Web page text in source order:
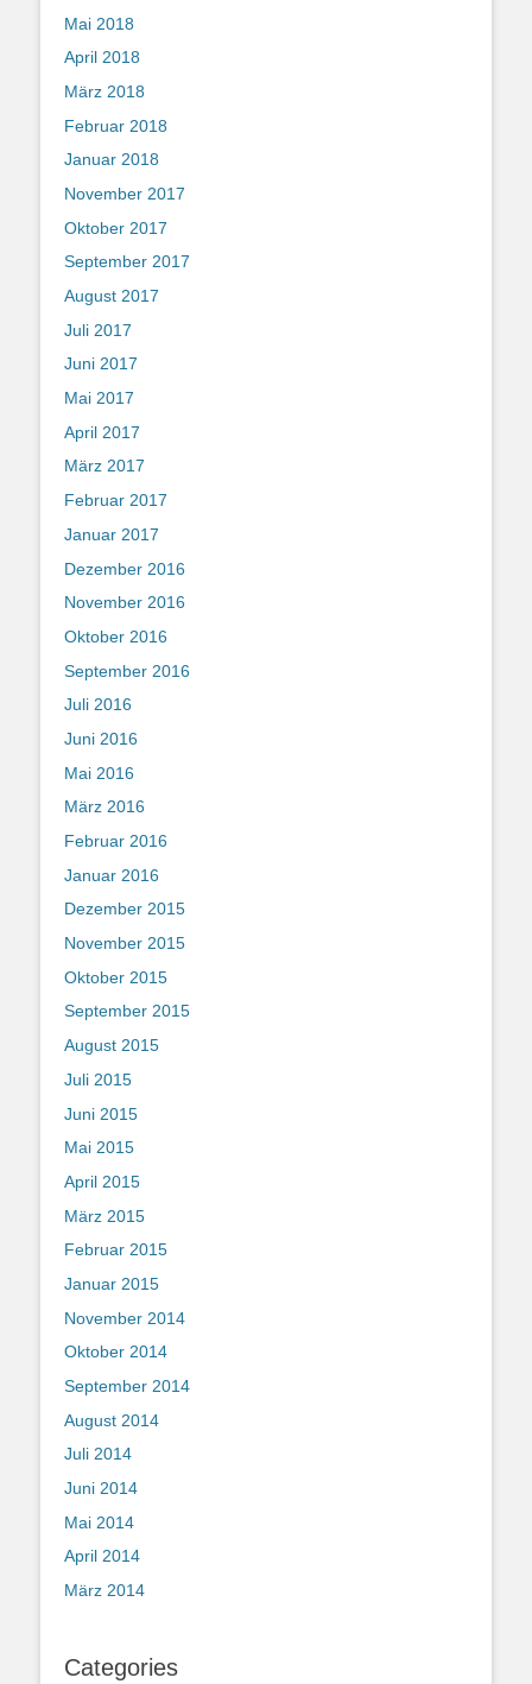
Mai 2018
April 2018
März 2018
Februar 2018
Januar 2018
November 2017
Oktober 2017
September 2017
August 2017
Juli 2017
Juni 2017
Mai 2017
April 2017
März 2017
Februar 2017
Januar 2017
Dezember 2016
November 2016
Oktober 2016
September 2016
Juli 2016
Juni 2016
Mai 2016
März 2016
Februar 2016
Januar 2016
Dezember 2015
November 2015
Oktober 2015
September 2015
August 2015
Juli 2015
Juni 2015
Mai 2015
April 2015
März 2015
Februar 2015
Januar 2015
November 2014
Oktober 2014
September 2014
August 2014
Juli 2014
Juni 2014
Mai 2014
April 2014
März 2014
Categories